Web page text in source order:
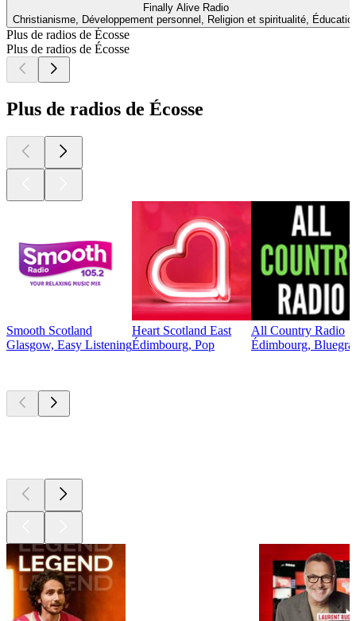
Finally Alive Radio
Christianisme, Développement personnel, Religion et spiritualité,
Plus de radios de Écosse
Plus de radios de Écosse
Plus de radios de Écosse
Smooth Scotland
Glasgow, Easy Listening
Heart Scotland East
Édimbourg, Pop
All Country Radio
Édimbourg,